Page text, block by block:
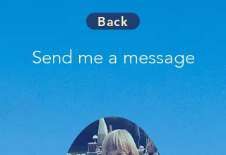
Back
Send me a message